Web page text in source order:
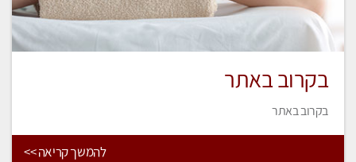
בקרוב באתר
בקרוב באתר
להמשך קריאה >>